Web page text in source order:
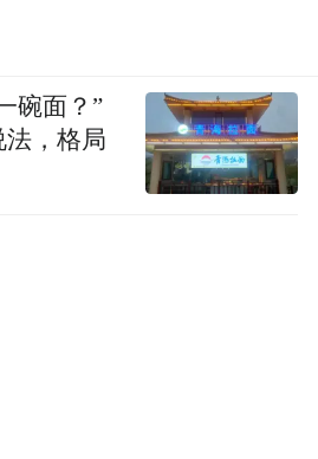
碗面？”
，格局